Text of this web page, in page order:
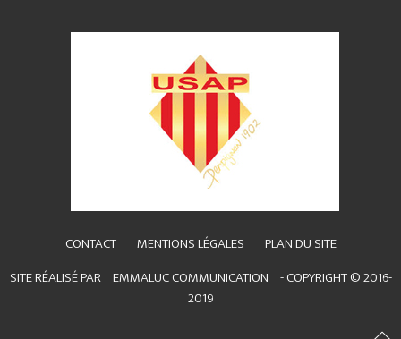
CONTACT MENTIONS LÉGALES
PLAN DU SITE
SITE RÉALISÉ PAR EMMALUC COMMUNICATION - COPYRIGHT © 2016-
2019